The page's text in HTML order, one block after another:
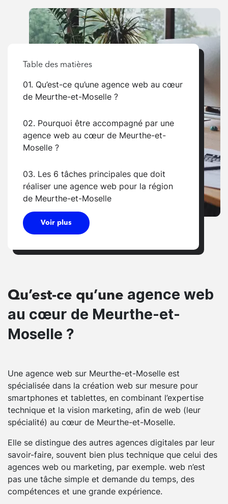
Table des matières
01. Qu’est-ce qu’une agence web au cœur
de Meurthe-et-Moselle ?
02. Pourquoi être accompagné par une
agence web au cœur de Meurthe-et-
Moselle ?
03. Les 6 tâches principales que doit
réaliser une agence web pour la région
de Meurthe-et-Moselle
Voir plus
Qu’est-ce qu’une agence web
au cœur de Meurthe-et-
Moselle ?
Une agence web sur Meurthe-et-Moselle est
spécialisée dans la création web sur mesure pour
smartphones et tablettes, en combinant l’expertise
technique et la vision marketing, afin de web (leur
spécialité) au cœur de Meurthe-et-Moselle.
Elle se distingue des autres agences digitales par leur
savoir-faire, souvent bien plus technique que celui des
agences web ou marketing, par exemple. web n’est
pas une tâche simple et demande du temps, des
compétences et une grande expérience.